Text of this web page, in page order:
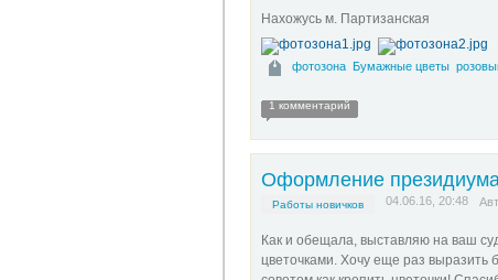
Нахожусь м. Партизанская
фотозона Бумажные цветы
1 комментарий
Оформление
Работы новичков 04.06.16, 20:48
Как и обещала, выставляю на ваш
цветочками. Хочу еще раз выразить